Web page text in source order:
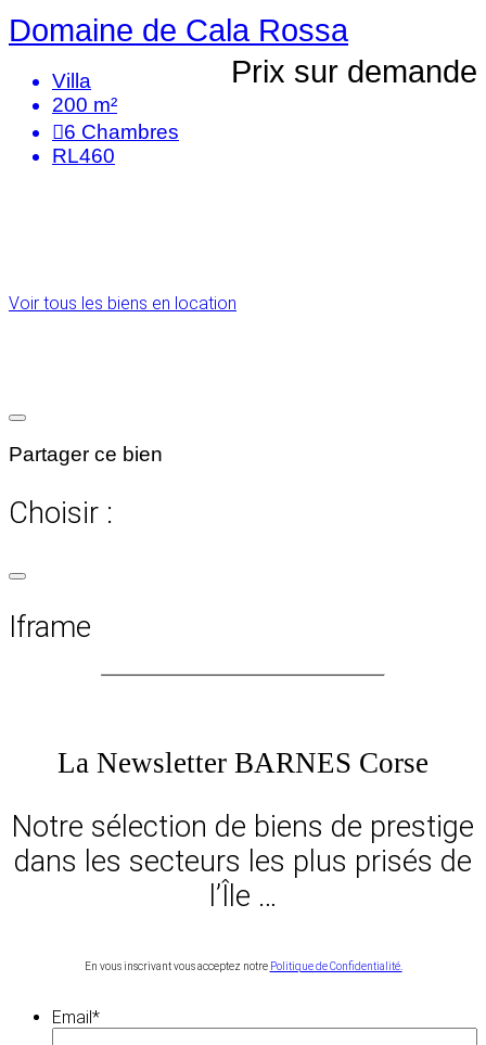
Domaine de Cala Rossa
Prix sur demande
Villa
200 m²
6 Chambres
RL460
Voir tous les biens en location
Partager ce bien
Choisir :
Iframe
La Newsletter BARNES Corse
Notre sélection de biens de prestige
dans les secteurs les plus prisés de
l’Île …
En vous inscrivant vous acceptez notre Politique de Confidentialité.
Email*